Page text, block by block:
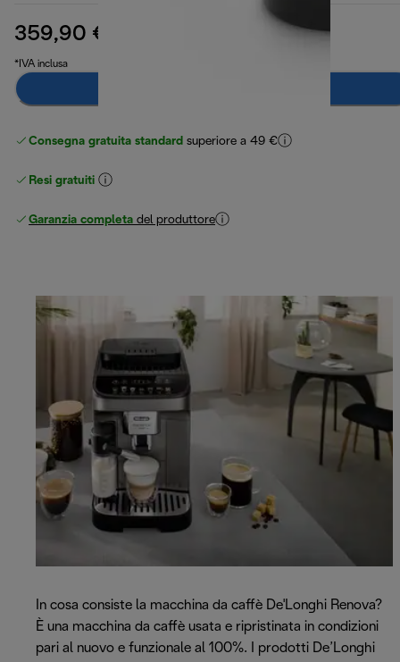
359,90 € prezzo originale 589,90 €
*IVA inclusa
Consegna gratuita standard superiore a 49 €
Resi gratuiti
Garanzia completa del produttore
In cosa consiste la macchina da caffè De'Longhi Renova?
È una macchina da caffè usata e ripristinata in condizioni
pari al nuovo e funzionale al 100%. I prodotti De’Longhi